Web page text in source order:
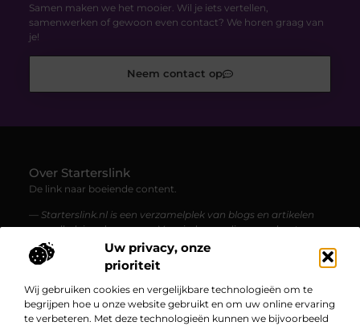
Uw privacy, onze
prioriteit
Wij gebruiken cookies en vergelijkbare technologieën om te
begrijpen hoe u onze website gebruikt en om uw online ervaring
te verbeteren. Met deze technologieën kunnen we bijvoorbeeld
Samen maken we het mooier. Wil je iets vertellen,
samenwerken of gewoon even contact? We horen graag van
je!
Neem contact op
Over Starterslink
De link naar boeiende content.
— Starterslink.nl is een verzamelplek van blogs en artikelen
over allerlei onderwerpen. Voor iedereen die graag leest,
ontdekt en geïnspireerd wordt.
Bericht categorie